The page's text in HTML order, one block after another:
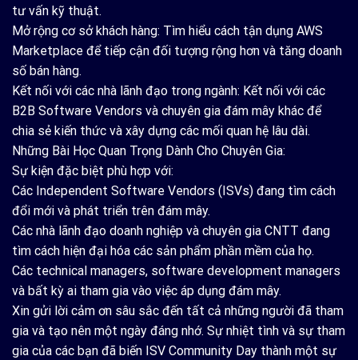
tư vấn kỹ thuật.
Mở rộng cơ sở khách hàng: Tìm hiểu cách tận dụng AWS
Marketplace để tiếp cận đối tượng rộng hơn và tăng doanh
số bán hàng.
Kết nối với các nhà lãnh đạo trong ngành: Kết nối với các
B2B Software Vendors và chuyên gia đám mây khác để
chia sẻ kiến thức và xây dựng các mối quan hệ lâu dài.
Những Bài Học Quan Trọng Dành Cho Chuyên Gia:
Sự kiện đặc biệt phù hợp với:
Các Independent Software Vendors (ISVs) đang tìm cách
đổi mới và phát triển trên đám mây.
Các nhà lãnh đạo doanh nghiệp và chuyên gia CNTT đang
tìm cách hiện đại hóa các sản phẩm phần mềm của họ.
Các technical managers, software development managers
và bất kỳ ai tham gia vào việc áp dụng đám mây.
Xin gửi lời cảm ơn sâu sắc đến tất cả những người đã tham
gia và tạo nên một ngày đáng nhớ. Sự nhiệt tình và sự tham
gia của các bạn đã biến ISV Community Day thành một sự